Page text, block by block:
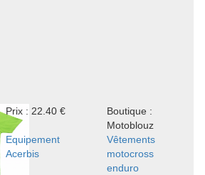
Prix : 22.40 €
Boutique :
Motoblouz
Equipement
Acerbis
Vêtements
motocross
enduro